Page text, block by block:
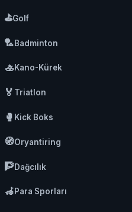
⛳Golf
🏸Badminton
🚣Kano-Kürek
🏅 Triatlon
🥊 Kick Boks
🧭Oryantiring
🧗Dağcılık
🦽Para Sporları